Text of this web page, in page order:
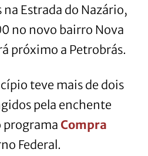
Estrada do Nazário,
no novo bairro Nova
próximo a Petrobrás.
teve mais de dois
pela enchente
programa Compra
Federal.